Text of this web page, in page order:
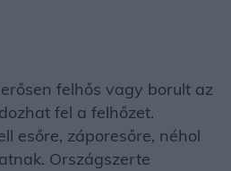
felhős vagy borult az
fel a felhőzet.
esőre, záporesőre, néhol
Országszerte